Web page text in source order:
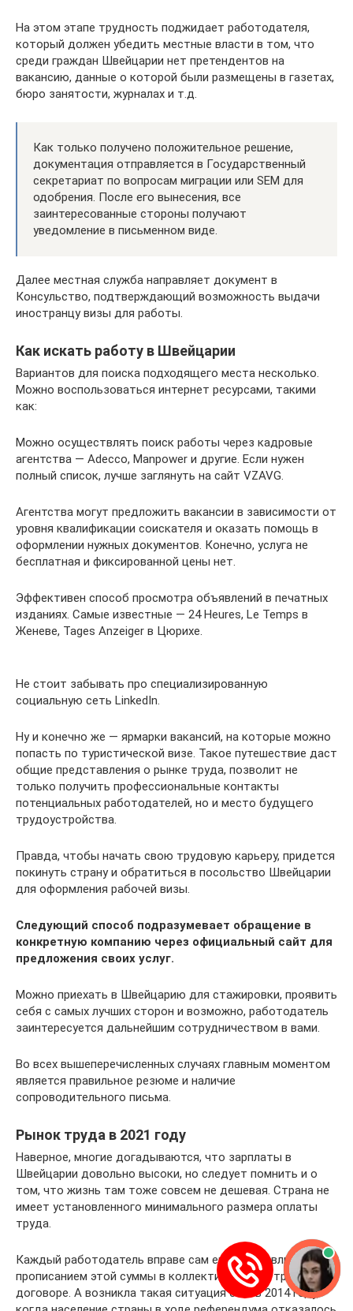
На этом этапе трудность поджидает работодателя,
который должен убедить местные власти в том, что
среди граждан Швейцарии нет претендентов на
вакансию, данные о которой были размещены в газетах,
бюро занятости, журналах и т.д.
Как только получено положительное решение,
документация отправляется в Государственный
секретариат по вопросам миграции или SEM для
одобрения. После его вынесения, все
заинтересованные стороны получают
уведомление в письменном виде.
Далее местная служба направляет документ в
Консульство, подтверждающий возможность выдачи
иностранцу визы для работы.
Как искать работу в Швейцарии
Вариантов для поиска подходящего места несколько.
Можно воспользоваться интернет ресурсами, такими
как:
Можно осуществлять поиск работы через кадровые
агентства — Adecco, Manpower и другие. Если нужен
полный список, лучше заглянуть на сайт VZAVG.
Агентства могут предложить вакансии в зависимости от
уровня квалификации соискателя и оказать помощь в
оформлении нужных документов. Конечно, услуга не
бесплатная и фиксированной цены нет.
Эффективен способ просмотра объявлений в печатных
изданиях. Самые известные — 24 Heures, Le Temps в
Женеве, Tages Anzeiger в Цюрихе.
Не стоит забывать про специализированную
социальную сеть LinkedIn.
Ну и конечно же — ярмарки вакансий, на которые можно
попасть по туристической визе. Такое путешествие даст
общие представления о рынке труда, позволит не
только получить профессиональные контакты
потенциальных работодателей, но и место будущего
трудоустройства.
Правда, чтобы начать свою трудовую карьеру, придется
покинуть страну и обратиться в посольство Швейцарии
для оформления рабочей визы.
Следующий способ подразумевает обращение в
конкретную компанию через официальный сайт для
предложения своих услуг.
Можно приехать в Швейцарию для стажировки, проявить
себя с самых лучших сторон и возможно, работодатель
заинтересуется дальнейшим сотрудничеством в вами.
Во всех вышеперечисленных случаях главным моментом
является правильное резюме и наличие
сопроводительного письма.
Рынок труда в 2021 году
Наверное, многие догадываются, что зарплаты в
Швейцарии довольно высоки, но следует помнить и о
том, что жизнь там тоже совсем не дешевая. Страна не
имеет установленного минимального размера оплаты
труда.
Каждый работодатель вправе сам его устанавливать, с
прописанием этой суммы в коллективном или трудовом
договоре. А возникла такая ситуация еще в 2014 году,